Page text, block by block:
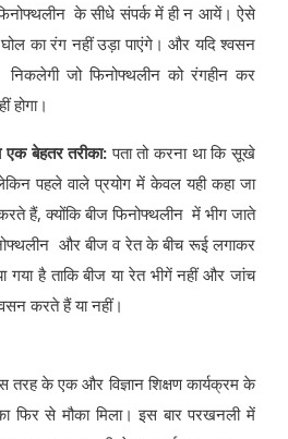
फिनोफ्थलीन के सीधे संपर्क में ही न आयें। ऐसे
घोल का रंग नहीं उड़ा पाएंगे। और यदि श्वसन
जो फिनोफ्थलीन को रंगहीन कर
होगा।
बेहतर तरीका: पता तो करना था कि सूखे
पहले वाले प्रयोग में केवल यही कहा जा
हैं, क्योंकि बीज फिनोफ्थलीन में भीग जाते
और बीज व रेत के बीच रूई लगाकर
है ताकि बीज या रेत भीगें नहीं और जांच
करते हैं या नहीं।
तरह के एक और विज्ञान शिक्षण कार्यक्रम के
फिर से मौका मिला। इस बार परखनली में